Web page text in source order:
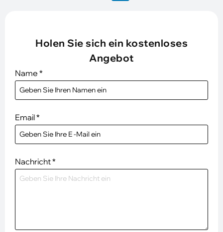
Holen Sie sich ein kostenloses
Angebot
Name *
Email*
Nachricht*